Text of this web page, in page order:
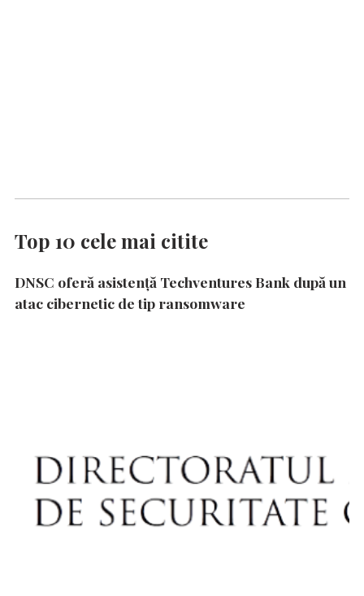
Top 10 cele mai citite
DNSC oferă asistență Techventures Bank după un
atac cibernetic de tip ransomware